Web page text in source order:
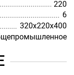
220
6
320x220x400